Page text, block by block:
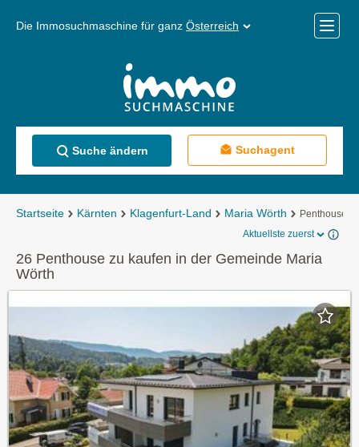
Die Immosuchmaschine für ganz Österreich
Menü
Suche ändern Suchagent
Startseite Kärnten Klagenfurt-Land Maria Wörth
Penthouse
Aktuellste zuerst
26 Penthouse zu kaufen in der Gemeinde Maria
Wörth